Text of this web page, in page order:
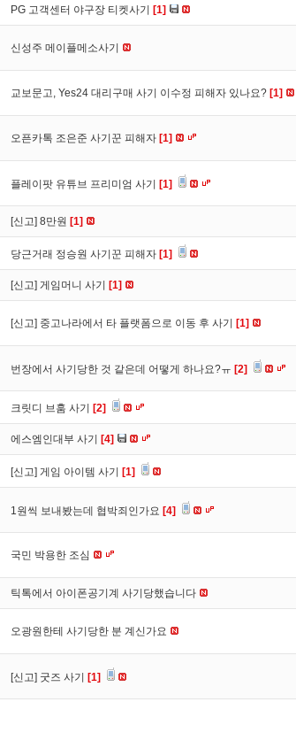
PG 고객센터 야구장 티켓사기 [1]
신성주 메이플메소사기
교보문고, Yes24 대리구매 사기 이수정 피해자 있나요? [1]
오픈카톡 조은준 사기꾼 피해자 [1]
플레이팟 유튜브 프리미엄 사기 [1]
[신고] 8만원 [1]
당근거래 정승원 사기꾼 피해자 [1]
[신고] 게임머니 사기 [1]
[신고] 중고나라에서 타 플랫폼으로 이동 후 사기 [1]
번장에서 사기당한 것 같은데 어떻게 하나요?ㅠ [2]
크릿디 브훔 사기 [2]
에스엠인대부 사기 [4]
[신고] 게임 아이템 사기 [1]
1원씩 보내봤는데 협박죄인가요 [4]
국민 박용한 조심
틱톡에서 아이폰공기계 사기당했습니다
오광원한테 사기당한 분 계신가요
[신고] 굿즈 사기 [1]